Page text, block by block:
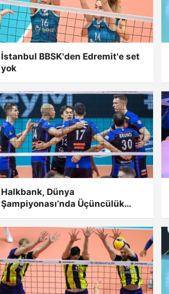
İstanbul BBSK'den Edremit'e set
yok
Halkbank, Dünya
Şampiyonası’nda Üçüncülük
Maçı Oynayacak